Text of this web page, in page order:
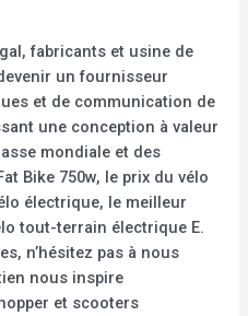
fabricants et usine de
un fournisseur
et de communication de
une conception à valeur
mondiale et des
Bike 750w, le prix du vélo
électrique, le meilleur
tout-terrain électrique E.
n’hésitez pas à nous
nous inspire
et scooters